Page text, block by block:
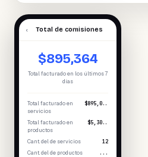
‹ Total de comisiones
$895,364
Total facturado en los últimos 7
días
Total facturado en
servicios
$895,0..
Total facturado en
productos
$5,30..
Cant. del de servicios
12
Cant. del de productos
...